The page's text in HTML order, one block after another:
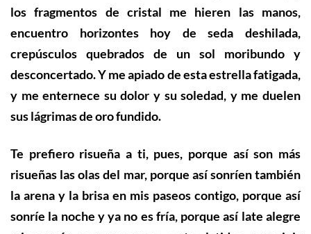
los fragmentos de cristal me hieren las manos,
encuentro horizontes hoy de seda deshilada,
crepúsculos quebrados de un sol moribundo y
desconcertado. Y me apiado de esta estrella fatigada,
y me enternece su dolor y su soledad, y me duelen
sus lágrimas de oro fundido.
Te prefiero risueña a ti, pues, porque así son más
risueñas las olas del mar, porque así sonríen también
la arena y la brisa en mis paseos contigo, porque así
sonríe la noche y ya no es fría, porque así late alegre